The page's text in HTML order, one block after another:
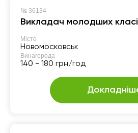
№ 36134
Викладач молодших
Місто
Новомосковськ
Винагорода
140 - 180 грн/год